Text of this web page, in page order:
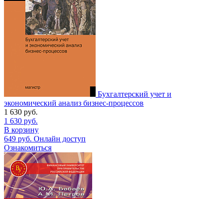
Бухгалтерский учет и
экономический анализ бизнес-процессов
1 630 руб.
1 630 руб.
В корзину
649 руб. Онлайн доступ
Ознакомиться